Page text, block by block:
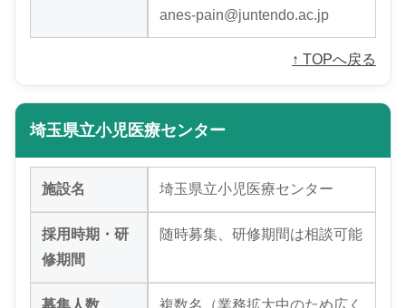
anes-pain@juntendo.ac.jp
↑ TOPへ戻る
埼玉県立小児医療センター
施設名 埼玉県立小児医療センター
採用時期・研
修期間
随時募集、研修期間は相談可能